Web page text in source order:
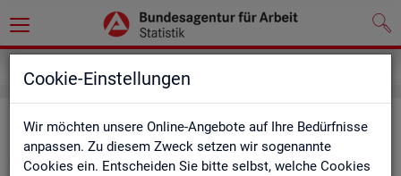
Cookie-Einstellungen
Wir möchten unsere Online-Angebote auf Ihre Bedürfnisse
anpassen. Zu diesem Zweck setzen wir sogenannte
Cookies ein. Entscheiden Sie bitte selbst, welche Cookies
Sta­tis­ti­ken nach Re­gio­nen
Auf den fol­gen­den Sei­ten fin­den Sie Land­kar­ten und Ta­bel­len